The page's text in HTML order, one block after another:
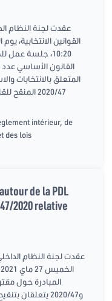
عقدت لجنة النظام
10:20، جلسة
المتعلق بالانتخابات
intérieur, de
des lois
de la PDL
2020 relative
عقدت لجنة النظام